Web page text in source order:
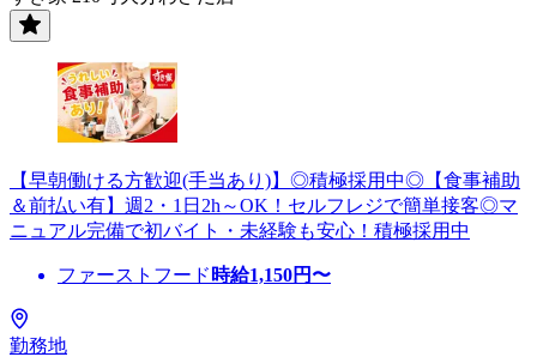
【早朝働ける方歓迎(手当あり)】◎積極採用中◎【食事補助
＆前払い有】週2・1日2h～OK！セルフレジで簡単接客◎マ
ニュアル完備で初バイト・未経験も安心！積極採用中
ファーストフード 時給1,150円〜
勤務地